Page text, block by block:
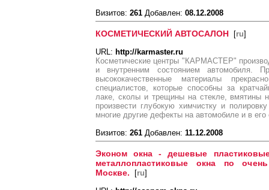
Визитов: 261 Добавлен: 08.12.2008
КОСМЕТИЧЕСКИЙ АВТОСАЛОН [ru]
URL: http://karmaster.ru
Косметические центры "КАРМАСТЕР"
и внутренним состоянием автомобиля.
высококачественные материалы
специалистов, которые способны за
лаке, сколы и трещины на стекле, вмятины
произвести глубокую химчистку и
многие другие дефекты на автомобиле и в его
Визитов: 261 Добавлен: 11.12.2008
Эконом окна - дешевые
металлопластиковые окна по
Москве. [ru]